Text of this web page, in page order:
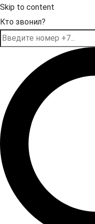
Skip to content
Кто звонил?